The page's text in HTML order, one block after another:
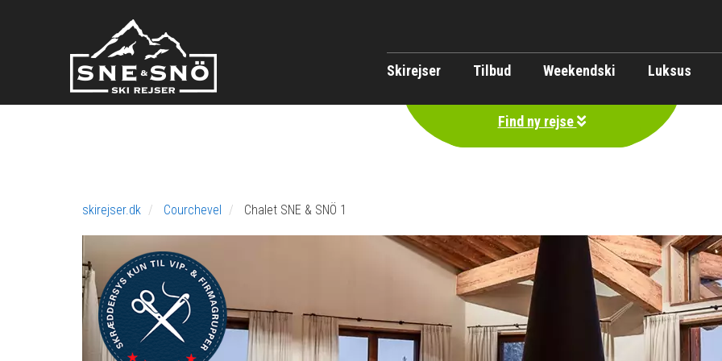
Skirejser Tilbud Weekendski Luksus
Find ny rejse
skirejser.dk Courchevel Chalet SNE & SNÖ 1